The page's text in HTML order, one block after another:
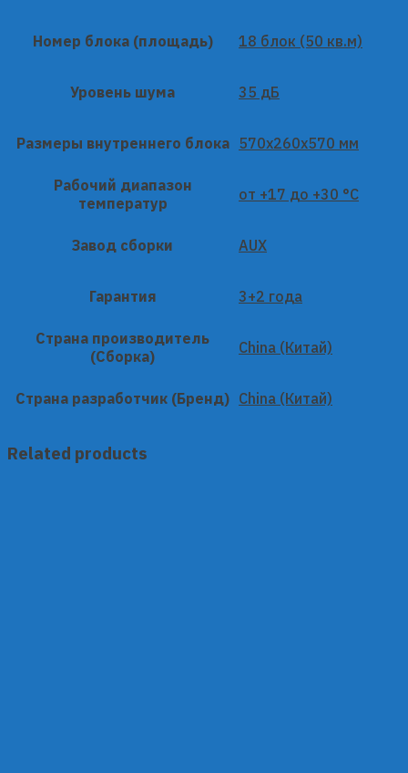
Номер блока (площадь) 18 блок (50 кв.м)
Уровень шума 35 дБ
Размеры внутреннего блока 570x260x570 мм
Рабочий диапазон
температур
от +17 до +30 °C
Завод сборки AUX
Гарантия 3+2 года
Страна производитель
(Сборка)
China (Китай)
Страна разработчик (Бренд) China (Китай)
Related products